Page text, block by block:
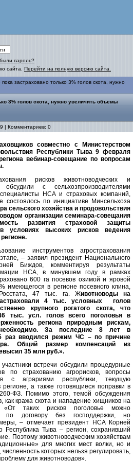
пароль?
сайта. Перейти на полную версию сайта.
пока застраховано только 3% голов скота, нужно
3% голов скота, нужно увеличить объемы
| Комментариев: 0
совместно с Министерством
Республики Тыва 9 февраля
вебинар-совещание по вопросам
рисков животноводческих и
обсудили с сельхозпроизводителями
НСА и страховых компаний,
по инициативе Минсельхоза
сельского хозяйства и продовольствия
организации семинара-совещания
развития страховой защиты
условиях высоких рисков ведения
инструментов агрострахования
– заявил президент Национального
Биждов, комментируя результаты
НСА, в минувшем году в рамках
600 га посевов озимой и яровой
имеющегося в регионе посевного клина,
47 тыс. га. Животноводы на
4 тыс. условных голов
крупного рогатого скота, что
тыс. усл. голов всего поголовья в
региона природным рискам,
необходимо. За последние 8 лет в
раз вводился режим ЧС – по причине
Общий размер компенсаций из
35 млн руб.».
встречи обсудили процедурные
по страхованию агрорисков, вопросы
с аграриями республики, текущую
а также готовящиеся поправки в
ФЗ. Помимо этого, темой обсуждения
как кража скота и нападение хищников на
«От таких рисков поголовье можно
по договору без господдержки, но
– отмечает президент НСА Корней
Республика Тыва – регион, сохранивший
Поэтому животноводческим хозяйствам
для многих мест волки, но и
которых нельзя регулировать,
для животноводов».